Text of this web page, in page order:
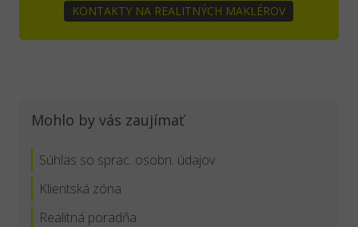
KONTAKTY NA REALITNÝCH MAKLÉROV
Mohlo by vás zaujímať
Súhlas so sprac. osobn. údajov
Klientská zóna
Realitná poradňa